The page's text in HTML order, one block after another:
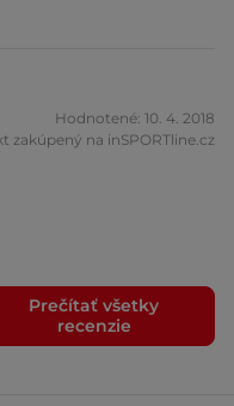
Hodnotené: 10. 4. 2018
zakúpený na inSPORTline.cz
Prečítať všetky
recenzie